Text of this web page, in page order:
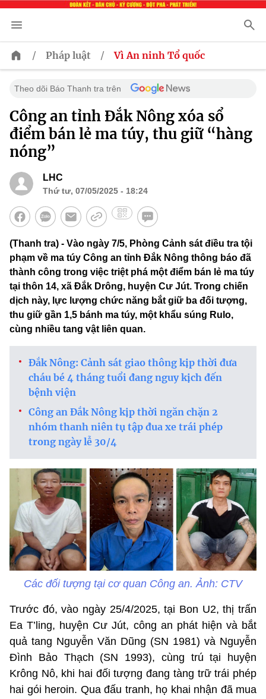
/ Pháp luật / Vì An ninh Tổ quốc
Theo dõi Báo Thanh tra trên
Công an tỉnh Đắk Nông xóa sổ
điểm bán lẻ ma túy, thu giữ “hàng
nóng”
LHC
Thứ tư, 07/05/2025 - 18:24
(Thanh tra) - Vào ngày 7/5, Phòng Cảnh sát điều tra tội
phạm về ma túy Công an tỉnh Đắk Nông thông báo đã
thành công trong việc triệt phá một điểm bán lẻ ma túy
tại thôn 14, xã Đắk Drông, huyện Cư Jút. Trong chiến
dịch này, lực lượng chức năng bắt giữ ba đối tượng,
thu giữ gần 1,5 bánh ma túy, một khẩu súng Rulo,
cùng nhiều tang vật liên quan.
Đắk Nông: Cảnh sát giao thông kịp thời đưa
cháu bé 4 tháng tuổi đang nguy kịch đến
bệnh viện
Công an Đắk Nông kịp thời ngăn chặn 2
nhóm thanh niên tụ tập đua xe trái phép
trong ngày lễ 30/4
Các đối tượng tại cơ quan Công an. Ảnh: CTV
Trước đó, vào ngày 25/4/2025, tại Bon U2, thị trấn
Ea T’ling, huyện Cư Jút, công an phát hiện và bắt
quả tang Nguyễn Văn Dũng (SN 1981) và Nguyễn
Đình Bảo Thạch (SN 1993), cùng trú tại huyện
Krông Nô, khi hai đối tượng đang tàng trữ trái phép
hai gói heroin. Qua đấu tranh, họ khai nhận đã mua